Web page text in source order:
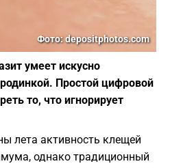
Фото: depositphotos.com
умеет искусно
Простой цифровой
то, что игнорирует
лета активность клещей
однако традиционный